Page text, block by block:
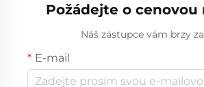
Požádejte o cenovou
Náš zástupce vám brzy
E-mail